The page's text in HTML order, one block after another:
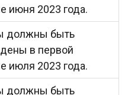
июня 2023 года.
должны быть
в первой
июля 2023 года.
должны быть